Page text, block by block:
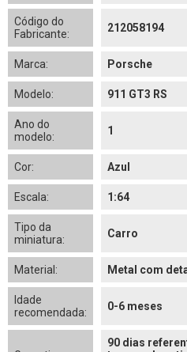
Código do
Fabricante:
212058194
Marca: Porsche
Modelo: 911 GT3 RS
Ano do
modelo:
1
Cor: Azul
Escala: 1:64
Tipo da
miniatura:
Carro
Material: Metal com
Idade
recomendada:
0-6 meses
90 dias